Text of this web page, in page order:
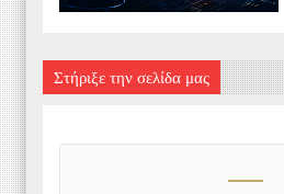
Στήριξε την σελίδα μας